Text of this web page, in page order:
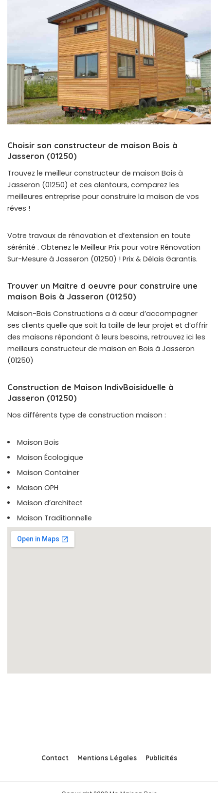
Choisir son constructeur de maison Bois à
Jasseron (01250)
Trouvez le meilleur constructeur de maison Bois à
Jasseron (01250) et ces alentours, comparez les
meilleures entreprise pour construire la maison de vos
rêves !
Votre travaux de rénovation et d’extension en toute
sérénité . Obtenez le Meilleur Prix pour votre Rénovation
Sur-Mesure à Jasseron (01250) ! Prix & Délais Garantis.
Trouver un Maitre d oeuvre pour construire une
maison Bois à Jasseron (01250)
Maison-Bois Constructions a à cœur d’accompagner
ses clients quelle que soit la taille de leur projet et d’offrir
des maisons répondant à leurs besoins, retrouvez ici les
meilleurs constructeur de maison en Bois à Jasseron
(01250)
Construction de Maison IndivBoisiduelle à
Jasseron (01250)
Nos différents type de construction maison :
Maison Bois
Maison Écologique
Maison Container
Maison OPH
Maison d’architect
Maison Traditionnelle
Contact Mentions Légales Publicités